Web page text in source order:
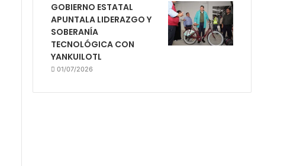
GOBIERNO ESTATAL
APUNTALA LIDERAZGO Y
SOBERANÍA
TECNOLÓGICA CON
YANKUILOTL
01/07/2026